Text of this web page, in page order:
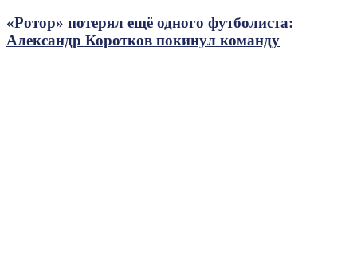
«Ротор» потерял ещё одного футболиста:
Александр Коротков покинул команду